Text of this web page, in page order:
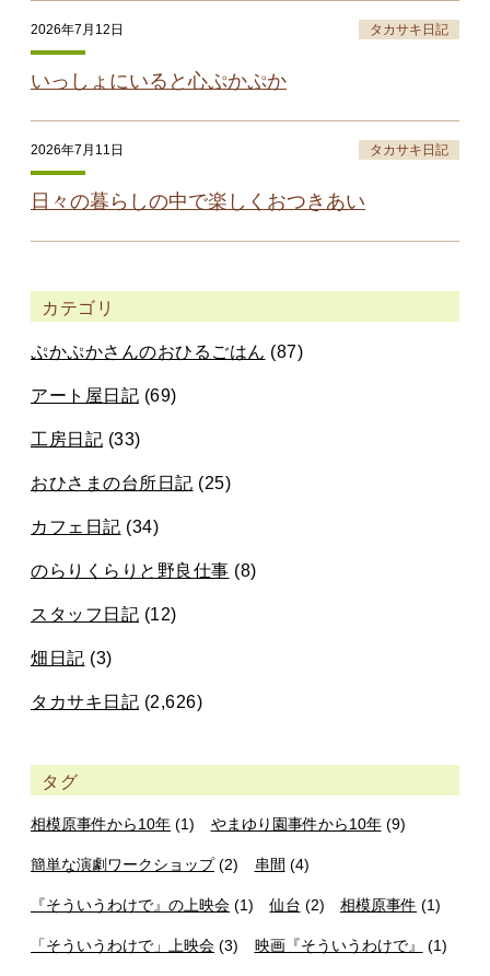
2026年7月12日 タカサキ日記
いっしょにいると心ぷかぷか
2026年7月11日 タカサキ日記
日々の暮らしの中で楽しくおつきあい
カテゴリ
ぷかぷかさんのおひるごはん (87)
アート屋日記 (69)
工房日記 (33)
おひさまの台所日記 (25)
カフェ日記 (34)
のらりくらりと野良仕事 (8)
スタッフ日記 (12)
畑日記 (3)
タカサキ日記 (2,626)
タグ
相模原事件から10年 (1) やまゆり園事件から10年(9)
簡単な演劇ワークショップ(2) 串間 (4)
『そういうわけで』の上映会 (1) 仙台 (2) 相模原事件 (1)
「そういうわけで」上映会 (3) 映画『そういうわけで』 (1)